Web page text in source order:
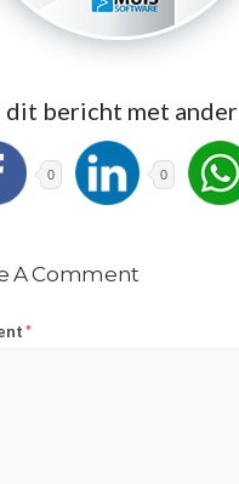
dit bericht met
0 0
A Comment
*